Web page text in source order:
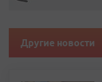
Другие новости